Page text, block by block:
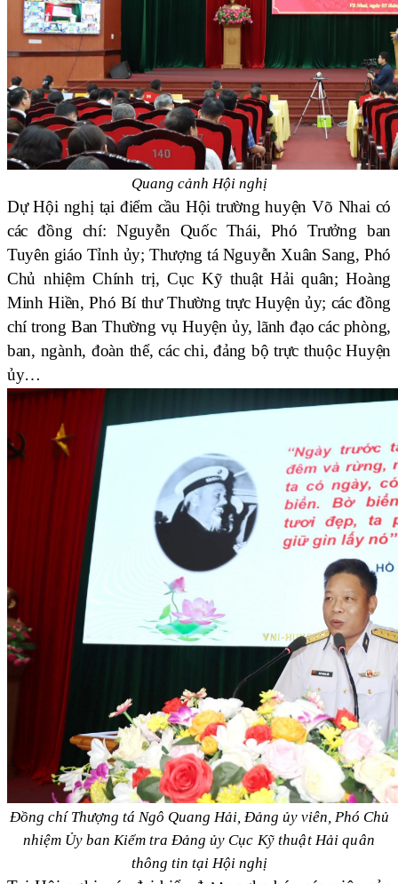
Quang cảnh Hội nghị
Dự Hội nghị tại điểm cầu Hội trường huyện Võ Nhai có
các đồng chí: Nguyễn Quốc Thái, Phó Trưởng ban
Tuyên giáo Tỉnh ủy; Thượng tá Nguyễn Xuân Sang, Phó
Chủ nhiệm Chính trị, Cục Kỹ thuật Hải quân; Hoàng
Minh Hiền, Phó Bí thư Thường trực Huyện ủy; các đồng
chí trong Ban Thường vụ Huyện ủy, lãnh đạo các phòng,
ban, ngành, đoàn thể, các chi, đảng bộ trực thuộc Huyện
ủy…
Đồng chí Thượng tá Ngô Quang Hải, Đảng ủy viên, Phó Chủ
nhiệm Ủy ban Kiểm tra Đảng ủy Cục Kỹ thuật Hải quân
thông tin tại Hội nghị